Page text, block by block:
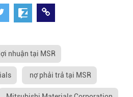
lợi nhuận tại MSR
nợ phải trả tại MSR